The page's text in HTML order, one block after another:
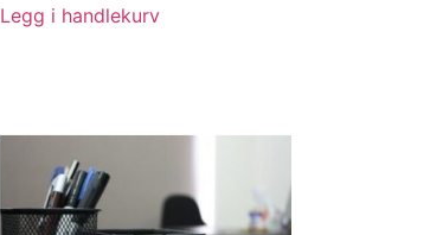
Legg i handlekurv